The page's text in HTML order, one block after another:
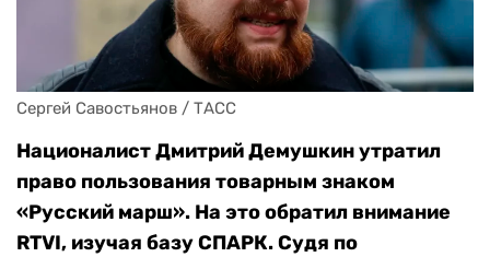
Сергей Савостьянов / ТАСС
Националист Дмитрий Демушкин утратил
право пользования товарным знаком
«Русский марш». На это обратил внимание
RTVI, изучая базу СПАРК. Судя по